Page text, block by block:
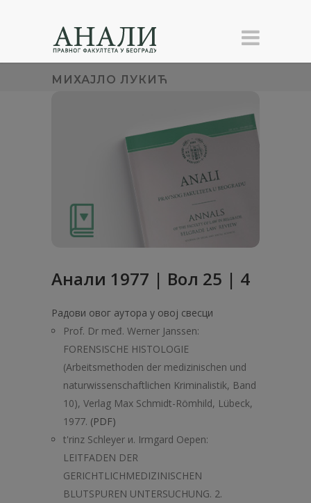
МИХАЈЛО ЛУКИЋ
Анaли 1977 | Вол 25 | 4
Радови овог аутора у овој свесци
Prof. Dr međ. Werner Janssen:
FORENSISCHE HISTOLOGIE
(Arbeitsmethoden der medizinischen und
naturwissenschaftlichen Kriminalistik, Band
10), Verlag Max Schmidt-Römhild, Lübeck,
1977. (PDF)
t'rinz Schleyer и. Irmgard Oepen:
LEITFADEN DER
GERICHTLICHMEDIZINISCHEN
BLUTSPUREN UNTERSUCHUNG. 2.